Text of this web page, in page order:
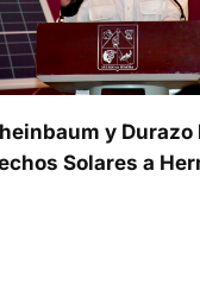
y Durazo
Solares a